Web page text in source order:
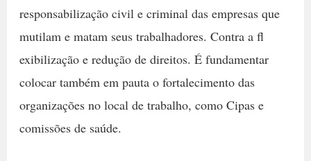
responsabilização civil e criminal das empresas que
mutilam e matam seus trabalhadores. Contra a fl
exibilização e redução de direitos. É fundamentar
colocar também em pauta o fortalecimento das
organizações no local de trabalho, como Cipas e
comissões de saúde.